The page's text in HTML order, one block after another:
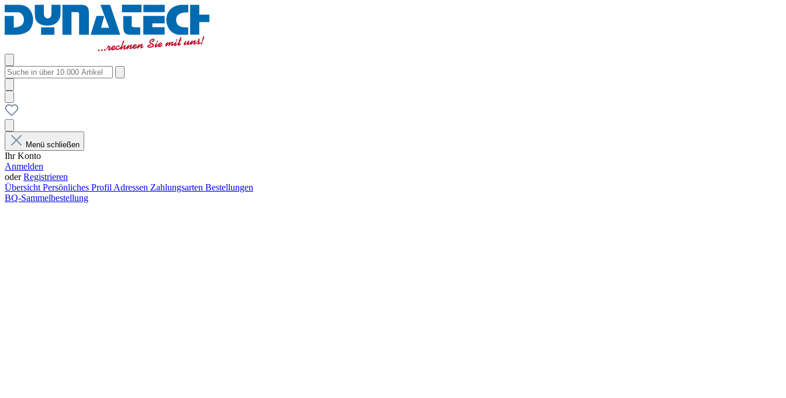
Menü schließen
Ihr Konto
Anmelden
oderRegistrieren
Übersicht Persönliches Profil Adressen Zahlungsarten Bestellungen
BQ-Sammelbestellung